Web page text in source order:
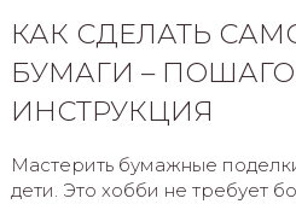
КАК СДЕЛАТЬ
БУМАГИ –
ИНСТРУКЦИЯ
Мастерить бумажные
дети. Это хобби не требует